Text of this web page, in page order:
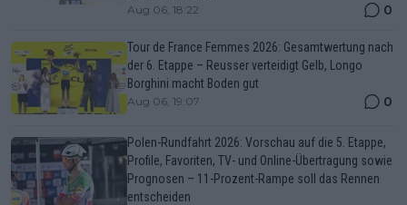
Aug 06, 18:22 0
Tour de France Femmes 2026: Gesamtwertung nach
der 6. Etappe – Reusser verteidigt Gelb, Longo
Borghini macht Boden gut
Aug 06, 19:07 0
Polen-Rundfahrt 2026: Vorschau auf die 5. Etappe,
Profile, Favoriten, TV- und Online-Übertragung sowie
Prognosen – 11-Prozent-Rampe soll das Rennen
entscheiden